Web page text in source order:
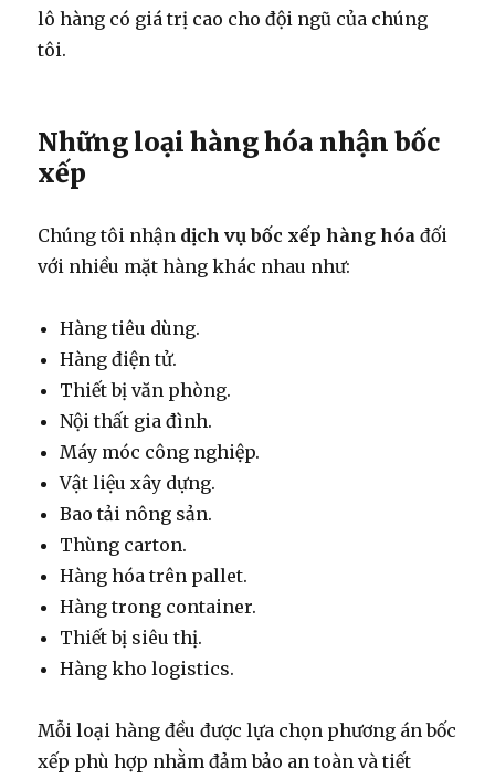
lô hàng có giá trị cao cho đội ngũ của chúng
tôi.
Những loại hàng hóa nhận bốc
xếp
Chúng tôi nhận dịch vụ bốc xếp hàng hóa đối
với nhiều mặt hàng khác nhau như:
Hàng tiêu dùng.
Hàng điện tử.
Thiết bị văn phòng.
Nội thất gia đình.
Máy móc công nghiệp.
Vật liệu xây dựng.
Bao tải nông sản.
Thùng carton.
Hàng hóa trên pallet.
Hàng trong container.
Thiết bị siêu thị.
Hàng kho logistics.
Mỗi loại hàng đều được lựa chọn phương án bốc
xếp phù hợp nhằm đảm bảo an toàn và tiết